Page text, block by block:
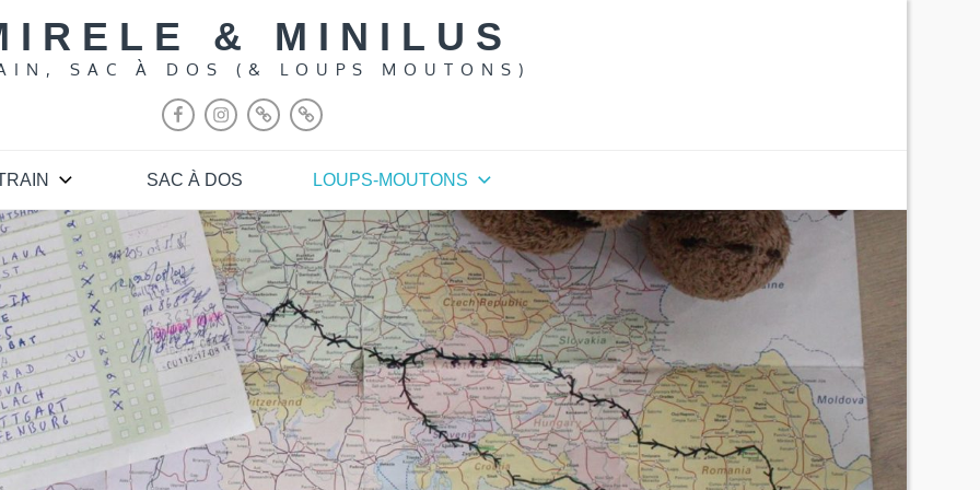
& MINILUS
SAC À DOS (& LOUPS MOUTONS)
FACEBOOK
INSTAGRAM
MY
ATLAS
PLANIFICATEUR
À
SENS
SAC À DOS LOUPS-MOUTONS